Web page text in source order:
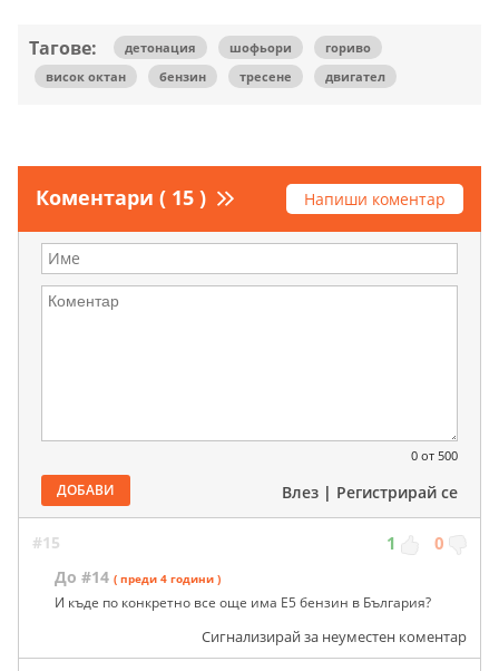
Тагове: детонация шофьори
гориво
висок октан
бензин тресене двигател
Коментари ( 15 ) Напиши коментар
0 от 500
ДОБАВИ Влез | Регистрирай се
#15 1 0
До #14 ( преди 4 години )
И къде по конкретно все още има Е5 бензин в България?
Сигнализирай за неуместен коментар